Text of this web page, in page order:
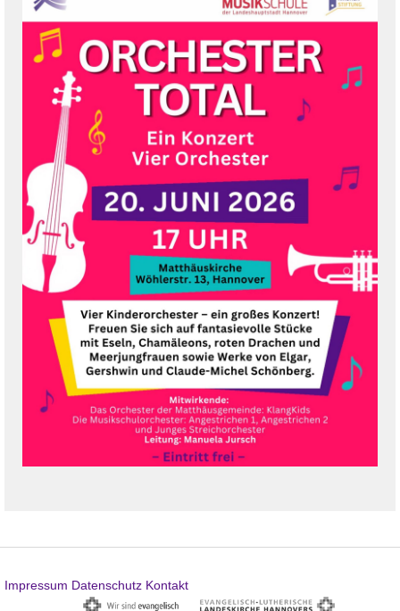
Impressum Datenschutz Kontakt